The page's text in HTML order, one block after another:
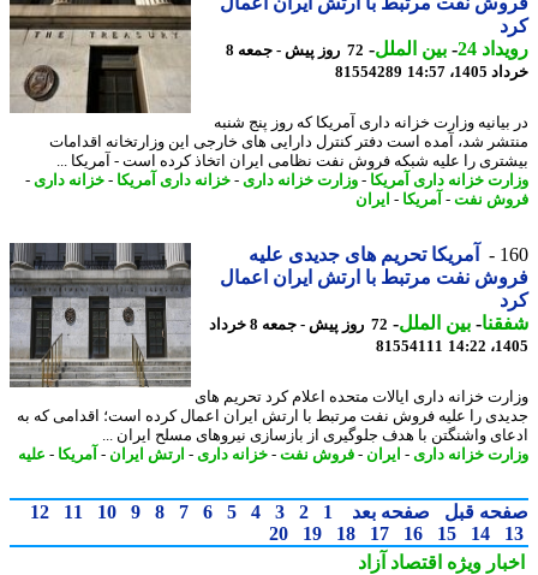
24
-بین الملل-
72 روز پیش - جمعه 8
14:57
81554289
وزارت خزانه داری آمریکا که روز پنج شنبه
شد، آمده است دفتر کنترل دارایی های خارجی این وزارتخانه اقدامات
را علیه شبکه فروش نفت نظامی ایران اتخاذ کرده است - آمریکا ...
خزانه داری آمریکا- وزارت خزانه داری- خزانه داری آمریکا- خزانه داری-
نفت -آمریکا- ایران
آمریکا تحریم های جدیدی علیه
نفت مرتبط با ارتش ایران اعمال
-بین الملل-
72 روز پیش - جمعه 8 خرداد
81554111
خزانه داری ایالات متحده اعلام کرد تحریم های
را علیه فروش نفت مرتبط با ارتش ایران اعمال کرده است؛ اقدامی که به
واشنگتن با هدف جلوگیری از بازسازی نیروهای مسلح ایران ...
خزانه داری- ایران - فروش نفت -خزانه داری- ارتش ایران - آمریکا- علیه
قبل صفحه بعد 1
2
3
4
5
6
7
8
9
10
11
12
14
15
16
17
18
19
20
ویژهاقتصاد آزاد